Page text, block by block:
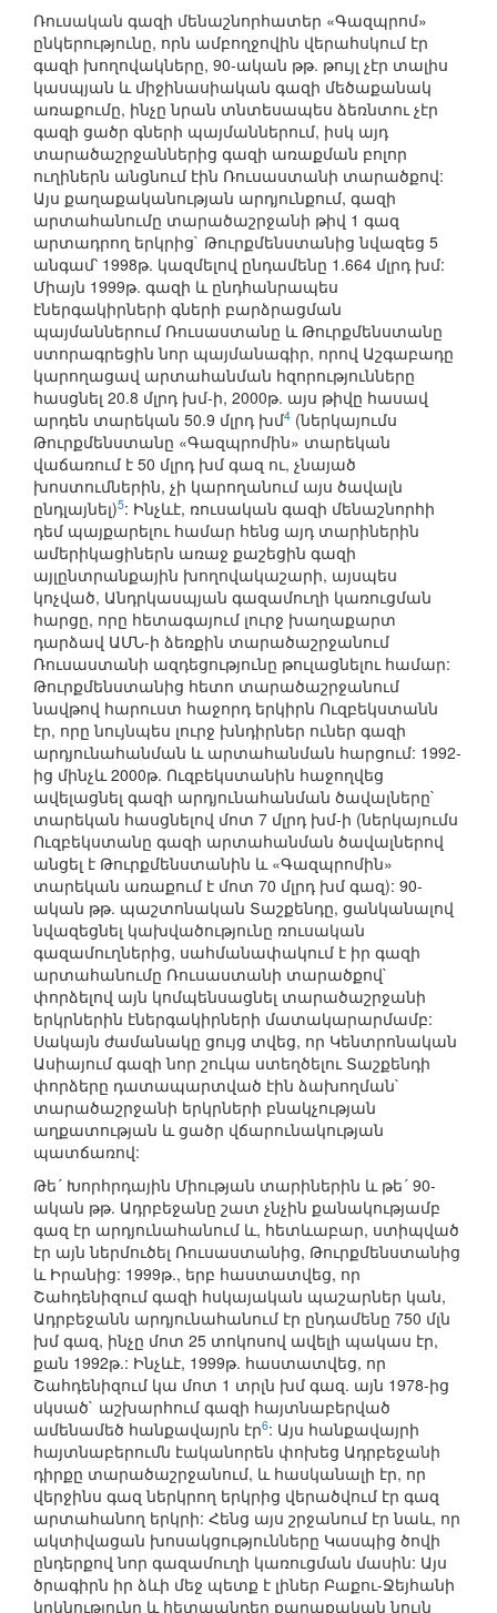
Ռուսական գազի մենաշնորհատեր «Գազպրոմ»
ընկերությունը, որն ամբողջովին վերահսկում էր
գազի խողովակները, 90-ական թթ. թույլ չէր տալիս
կասպյան և միջինասիական գազի մեծաքանակ
առաքումը, ինչը նրան տնտեսապես ձեռնտու չէր
գազի ցածր գների պայմաններում, իսկ այդ
տարածաշրջաններից գազի առաքման բոլոր
ուղիներն անցնում էին Ռուսաստանի տարածքով:
Այս քաղաքականության արդյունքում, գազի
արտահանումը տարածաշրջանի թիվ 1 գազ
արտադրող երկրից` Թուրքմենստանից նվազեց 5
անգամ՝ 1998թ. կազմելով ընդամենը 1.664 մլրդ խմ:
Միայն 1999թ. գազի և ընդհանրապես
էներգակիրների գների բարձրացման
պայմաններում Ռուսաստանը և Թուրքմենստանը
ստորագրեցին նոր պայմանագիր, որով Աշգաբադը
կարողացավ արտահանման հզորությունները
հասցնել 20.8 մլրդ խմ-ի, 2000թ. այս թիվը հասավ
արդեն տարեկան 50.9 մլրդ խմ4 (ներկայումս
Թուրքմենստանը «Գազպրոմին» տարեկան
վաճառում է 50 մլրդ խմ գազ ու, չնայած
խոստումներին, չի կարողանում այս ծավալն
ընդլայնել)5: Ինչևէ, ռուսական գազի մենաշնորհի
դեմ պայքարելու համար հենց այդ տարիներին
ամերիկացիներն առաջ քաշեցին գազի
այլընտրանքային խողովակաշարի, այսպես
կոչված, Անդրկասպյան գազամուղի կառուցման
հարցը, որը հետագայում լուրջ խաղաքարտ
դարձավ ԱՄՆ-ի ձեռքին տարածաշրջանում
Ռուսաստանի ազդեցությունը թուլացնելու համար:
Թուրքմենստանից հետո տարածաշրջանում
նավթով հարուստ հաջորդ երկիրն Ուզբեկստանն
էր, որը նույնպես լուրջ խնդիրներ ուներ գազի
արդյունահանման և արտահանման հարցում: 1992-
ից մինչև 2000թ. Ուզբեկստանին հաջողվեց
ավելացնել գազի արդյունահանման ծավալները`
տարեկան հասցնելով մոտ 7 մլրդ խմ-ի (ներկայումս
Ուզբեկստանը գազի արտահանման ծավալներով
անցել է Թուրքմենստանին և «Գազպրոմին»
տարեկան առաքում է մոտ 70 մլրդ խմ գազ): 90-
ական թթ. պաշտոնական Տաշքենդը, ցանկանալով
նվազեցնել կախվածությունը ռուսական
գազամուղներից, սահմանափակում է իր գազի
արտահանումը Ռուսաստանի տարածքով`
փորձելով այն կոմպենսացնել տարածաշրջանի
երկրներին էներգակիրների մատակարարմամբ:
Սակայն ժամանակը ցույց տվեց, որ Կենտրոնական
Ասիայում գազի նոր շուկա ստեղծելու Տաշքենդի
փորձերը դատապարտված էին ձախողման`
տարածաշրջանի երկրների բնակչության
աղքատության և ցածր վճարունակության
պատճառով:
Թե´ Խորհրդային Միության տարիներին և թե´ 90-
ական թթ. Ադրբեջանը շատ չնչին քանակությամբ
գազ էր արդյունահանում և, հետևաբար, ստիպված
էր այն ներմուծել Ռուսաստանից, Թուրքմենստանից
և Իրանից: 1999թ., երբ հաստատվեց, որ
Շահդենիզում գազի հսկայական պաշարներ կան,
Ադրբեջանն արդյունահանում էր ընդամենը 750 մլն
խմ գազ, ինչը մոտ 25 տոկոսով ավելի պակաս էր,
քան 1992թ.: Ինչևէ, 1999թ. հաստատվեց, որ
Շահդենիզում կա մոտ 1 տրլն խմ գազ. այն 1978-ից
սկսած` աշխարհում գազի հայտնաբերված
ամենամեծ հանքավայրն էր6: Այս հանքավայրի
հայտնաբերումն էականորեն փոխեց Ադրբեջանի
դիրքը տարածաշրջանում, և հասկանալի էր, որ
վերջինս գազ ներկրող երկրից վերածվում էր գազ
արտահանող երկրի: Հենց այս շրջանում էր նաև, որ
ակտիվացան խոսակցությունները Կասպից ծովի
ընդերքով նոր գազամուղի կառուցման մասին: Այս
ծրագիրն իր ձևի մեջ պետք է լիներ Բաքու-Ջեյհանի
կրկնությունը և հետապնդեր քաղաքական նույն